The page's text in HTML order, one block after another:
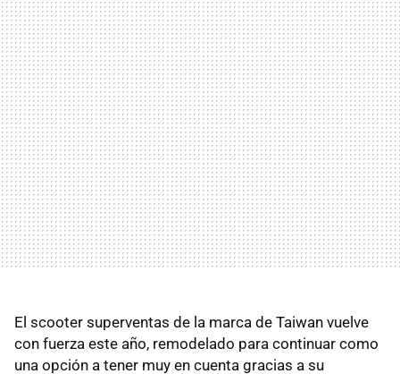
El scooter superventas de la marca de Taiwan vuelve
con fuerza este año, remodelado para continuar como
una opción a tener muy en cuenta gracias a su